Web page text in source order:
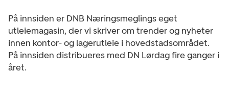
På innsiden er DNB Næringsmeglings eget
utleiemagasin, der vi skriver om trender og nyheter
innen kontor- og lagerutleie i hovedstadsområdet.
På innsiden distribueres med DN Lørdag fire ganger i
året.